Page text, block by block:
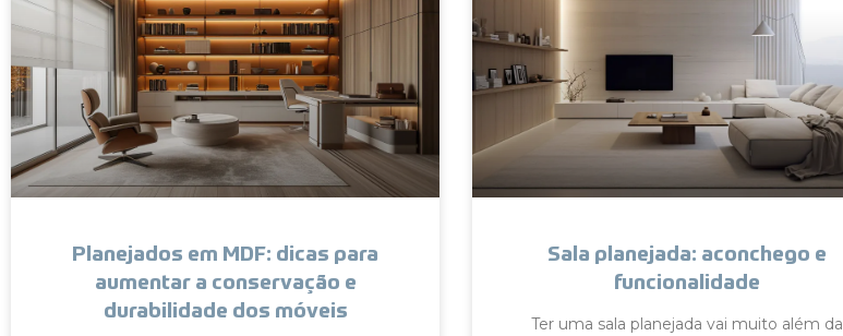
Planejados em MDF: dicas para
aumentar a conservação e
durabilidade dos móveis
Sala planejada: aconchego e
funcionalidade
Ter uma sala planejada vai muito além da